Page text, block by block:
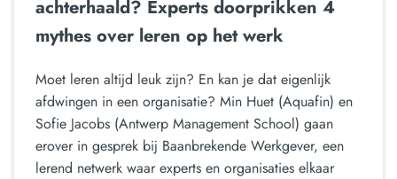
achterhaald? Experts doorprikken 4
mythes over leren op het werk
Moet leren altijd leuk zijn? En kan je dat eigenlijk
afdwingen in een organisatie? Min Huet (Aquafin) en
Sofie Jacobs (Antwerp Management School) gaan
erover in gesprek bij Baanbrekende Werkgever, een
lerend netwerk waar experts en organisaties elkaar